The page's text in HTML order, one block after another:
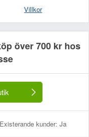
Villkor
över 700 kr hos
Existerande kunder: Ja